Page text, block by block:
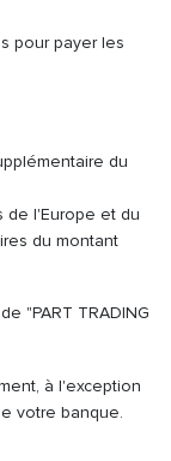
pour payer les
du
de l'Europe et du
du montant
"PART TRADING
à l'exception
votre banque.